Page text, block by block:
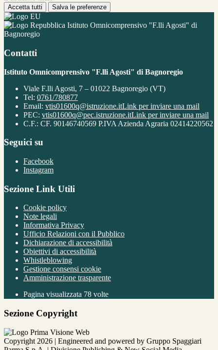
Accetta tutti Salva le preferenze
Istituto Omnicomprensivo "F.lli Agosti" di
Bagnoregio
Contatti
Istituto Omnicomprensivo "F.lli Agosti" di Bagnoregio
Viale F.lli Agosti, 7 – 01022 Bagnoregio (VT)
Tel: 0761/780877
Email: vtis01600q@istruzione.itLink per inviare una mail
PEC: vtis01600q@pec.istruzione.itLink per inviare una mail
C.F.: CF. 90146740569 P.IVA Azienda Agraria 02414220562
Seguici su
Facebook
Instagram
Sezione Link Utili
Cookie policy
Note legali
Informativa Privacy
Ufficio Relazioni con il Pubblico
Dichiarazione di accessibilità
Obiettivi di accessibilità
Whistleblowing
Gestione consensi cookie
Amministrazione trasparente
Pagina visualizzata 78 volte
Sezione Copyright
Copyright 2026 | Engineered and powered by Gruppo Spaggiari